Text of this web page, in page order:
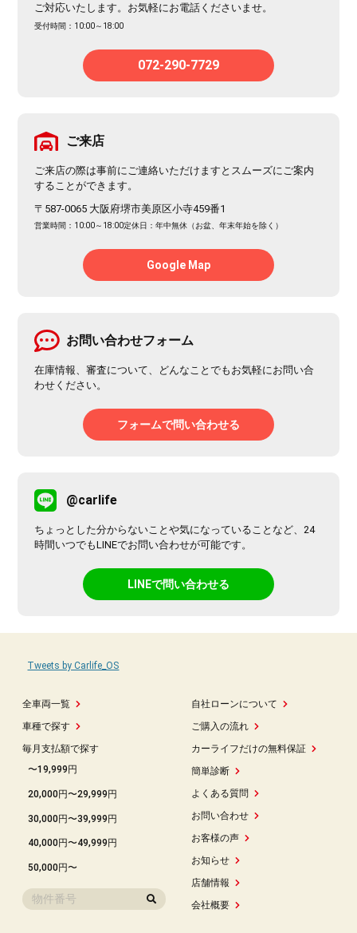
ご対応いたします。お気軽にお電話くださいませ。
受付時間：10:00～18:00
072-290-7729
ご来店
ご来店の際は事前にご連絡いただけますとスムーズにご案内
することができます。
〒587-0065 大阪府堺市美原区小寺459番1
営業時間：10:00～18:00定休日：年中無休（お盆、年末年始を除く）
Google Map
お問い合わせフォーム
在庫情報、審査について、どんなことでもお気軽にお問い合
わせください。
フォームで問い合わせる
@carlife
ちょっとした分からないことや気になっていることなど、24
時間いつでもLINEでお問い合わせが可能です。
LINEで問い合わせる
全車両一覧
車種で探す
毎月支払額で探す
〜19,999円
20,000円〜29,999円
30,000円〜39,999円
40,000円〜49,999円
50,000円〜
自社ローンについて
ご購入の流れ
カーライフだけの無料保証
簡単診断
よくある質問
お問い合わせ
お客様の声
お知らせ
店舗情報
会社概要
Tweets by Carlife_OS